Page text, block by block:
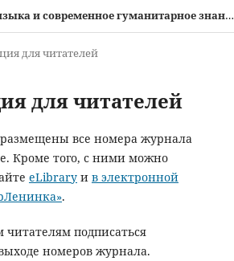
Исследования языка и современное гуманитарное знание
для читателей
для читателей
все номера журнала
Кроме того, с ними можно
eLibraryи в электронной
.
подписаться
номеров журнала.